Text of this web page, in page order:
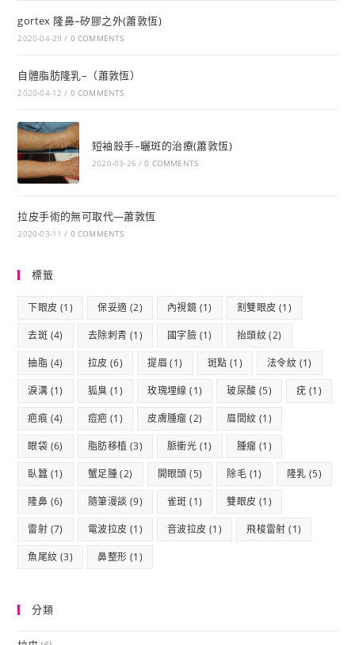
gortex 隆鼻–矽膠之外(蕭敦恆)
2020-04-29 / 0 COMMENTS
自體脂肪隆乳–（蕭敦恆）
2020-04-12 / 0 COMMENTS
短袖殺手–曬斑的治療(蕭敦恆)
2020-03-26 / 0 COMMENTS
拉皮手術的無可取代—蕭敦恆
2020-03-11 / 0 COMMENTS
標籤
下眼皮 (1) 保妥適 (2) 內視鏡 (1) 割雙眼皮 (1)
去斑 (4) 去除刺青 (1) 國字臉 (1) 抬頭紋(2)
抽脂 (4) 拉皮 (6) 提眉 (1) 斑點 (1) 法令紋 (1)
淚溝 (1) 狐臭 (1) 玫瑰埋線 (1) 玻尿酸 (5) 疣 (1)
疤痕 (4) 痘疤 (1) 皮膚腫瘤 (2) 眉間紋 (1)
眼袋 (6) 脂肪移植 (3) 脈衝光 (1) 腫瘤 (1)
臥蠶 (1) 蟹足腫(2) 開眼頭 (5) 除毛 (1) 隆乳 (5)
隆鼻 (6) 隨筆漫談 (9) 雀斑 (1) 雙眼皮 (1)
雷射 (7) 電波拉皮 (1) 音波拉皮 (1) 飛梭雷射 (1)
魚尾紋 (3) 鼻整形 (1)
分類